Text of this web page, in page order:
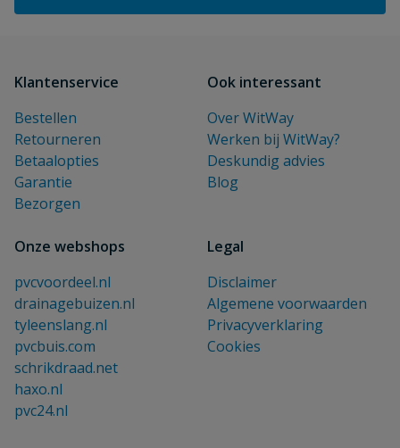
Klantenservice
Bestellen
Retourneren
Betaalopties
Garantie
Bezorgen
Ook interessant
Over WitWay
Werken bij WitWay?
Deskundig advies
Blog
Onze webshops
pvcvoordeel.nl
drainagebuizen.nl
tyleenslang.nl
pvcbuis.com
schrikdraad.net
haxo.nl
pvc24.nl
Legal
Disclaimer
Algemene voorwaarden
Privacyverklaring
Cookies